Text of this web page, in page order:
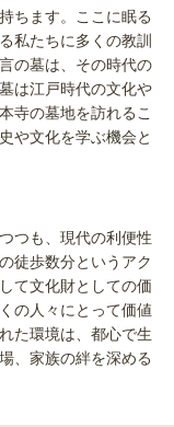
ちます。ここに眠る
私たちに多くの教訓
の墓は、その時代の
は江戸時代の文化や
寺の墓地を訪れるこ
や文化を学ぶ機会と
つも、現代の利便性
徒歩数分というアク
て文化財としての価
の人々にとって価値
た環境は、都心で生
、家族の絆を深める